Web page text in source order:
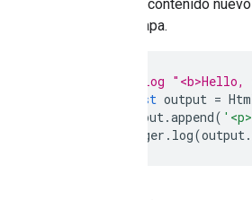
Agrega contenido
se escapa.
// Log "<b>Hello,
const output =
output.append(
Logger . log(output.